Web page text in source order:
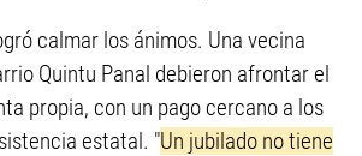
calmar los ánimos. Una vecina
Quintu Panal debieron afrontar el
propia, con un pago cercano a los
estatal. "Un jubilado no tiene